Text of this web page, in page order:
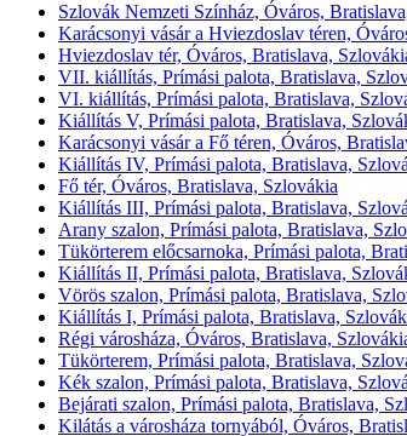
Szlovák Nemzeti Színház, Óváros,
Karácsonyi vásár a Hviezdoslav téren,
Hviezdoslav tér, Óváros, Bratislava,
VII. kiállítás, Prímási palota, Bratislava,
VI. kiállítás, Prímási palota, Bratislava,
Kiállítás V, Prímási palota, Bratislava,
Karácsonyi vásár a Fő téren, Óváros,
Kiállítás IV, Prímási palota, Bratislava,
Fő tér, Óváros, Bratislava, Szlovákia
Kiállítás III, Prímási palota, Bratislava,
Arany szalon, Prímási palota, Bratislava,
Tükörterem előcsarnoka, Prímási palota,
Kiállítás II, Prímási palota, Bratislava,
Vörös szalon, Prímási palota, Bratislava,
Kiállítás I, Prímási palota, Bratislava,
Régi városháza, Óváros, Bratislava,
Tükörterem, Prímási palota, Bratislava,
Kék szalon, Prímási palota, Bratislava,
Bejárati szalon, Prímási palota, Bratislava,
Kilátás a városháza tornyából, Óváros,